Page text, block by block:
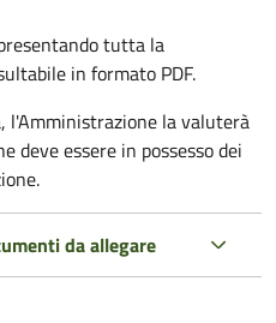
tutta la
in formato PDF.
l'Amministrazione la valuterà
deve essere in possesso dei
da allegare